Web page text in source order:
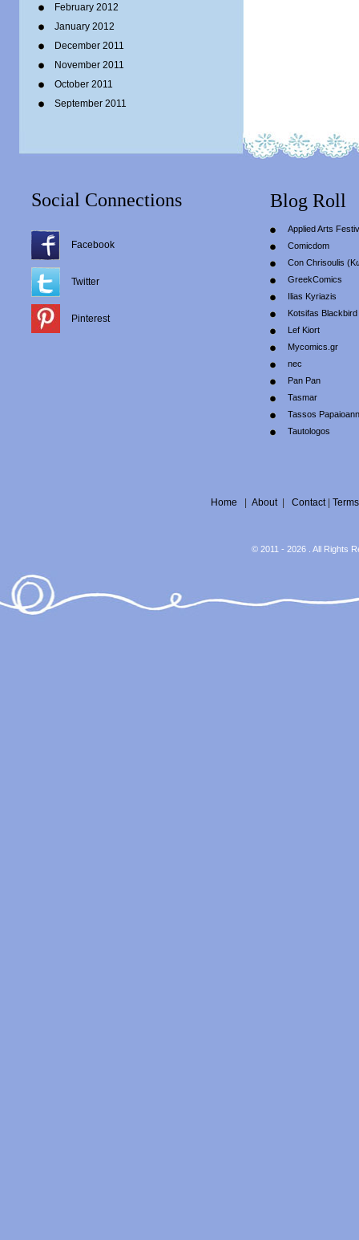
February 2012
January 2012
December 2011
November 2011
October 2011
September 2011
Social Connections
Facebook
Twitter
Pinterest
Blog Roll
Applied Arts
Comicdom
Con Chrisoulis
GreekComics
Ilias Kyriazis
Kotsifas Blackbird
Lef Kiort
Mycomics.gr
nec
Pan Pan
Tasmar
Tassos
Tautologos
Home About| Contact| Terms
© 2011 - 2026 . All Rights